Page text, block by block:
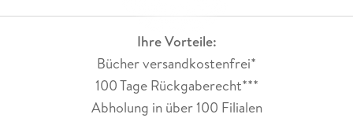
Ihre Vorteile:
Bücher versandkostenfrei*
100 Tage Rückgaberecht***
Abholung in über 100 Filialen